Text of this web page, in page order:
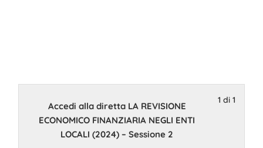
20 Novembre 2024 14:00 1 di 1
Accedi alla diretta LA REVISIONE
ECONOMICO FINANZIARIA NEGLI ENTI
LOCALI (2024) – Sessione 2